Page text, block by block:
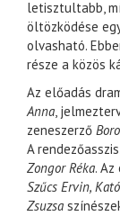
letisztultabb,
öltözködése
olvasható.
része a közös
Az előadás
Anna,
zeneszerző
A
Zongor Réka.
Szűcs Ervin,
Zsuzsa